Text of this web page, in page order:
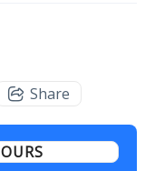
Share